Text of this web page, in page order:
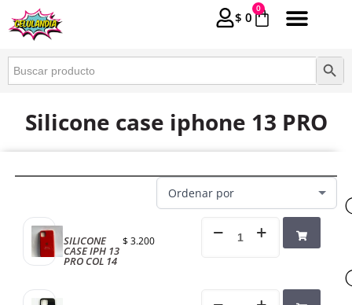
$ 0
0
Buscar: Botón
Silicone case iphone 13 PRO
SILICONE
CASE IPH 13
PRO COL 14
$ 3.200